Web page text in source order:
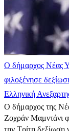
Ο δήμαρχος Νέας
φιλοξένησε
Ελληνική
Ο δήμαρχος της
Ζοχράν Μαμντάνι
την Τρίτη δεξίωση